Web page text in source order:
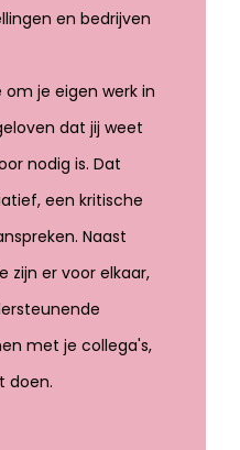
en bedrijven
om je eigen werk in
dat jij weet
nodig is. Dat
een kritische
Naast
zijn er voor elkaar,
met je collega's,
doen.